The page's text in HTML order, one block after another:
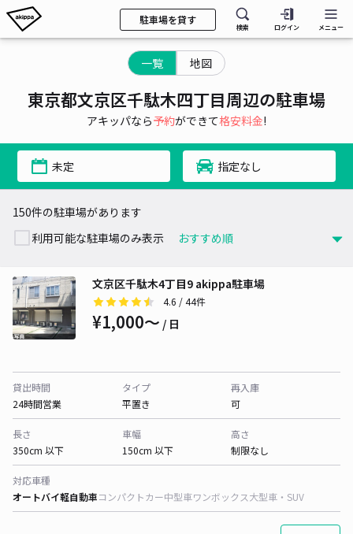
駐車場を貸す
検索 ログイン メニュー
一覧 地図
東京都文京区千駄木四丁目周辺の駐車場
アキッパなら予約ができて格安料金!
未定 指定なし
150件の駐車場があります
利用可能な駐車場のみ表示
文京区千駄木4丁目9 akippa駐車場
4.6 / 44件
¥1,000〜 / 日
貸出時間
24時間営業
タイプ
平置き
再入庫
可
長さ
350cm 以下
車幅
150cm 以下
高さ
制限なし
対応車種
オートバイ軽自動車コンパクトカー中型車ワンボックス大型車・SUV